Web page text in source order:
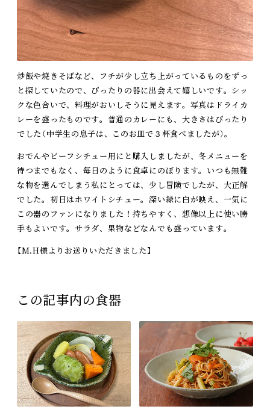
炒飯や焼きそばなど、フチが少し立ち上がっているものをずっ
と探していたので、ぴったりの器に出会えて嬉しいです。シッ
クな色合いで、料理がおいしそうに見えます。写真はドライカ
レーを盛ったものです。普通のカレーにも、大きさはぴったり
でした（中学生の息子は、このお皿で３杯食べましたが）。
おでんやビーフシチュー用にと購入しましたが、冬メニューを
待つまでもなく、毎日のように食卓にのぼります。いつも無難
な物を選んでしまう私にとっては、少し冒険でしたが、大正解
でした。初日はホワイトシチュー。深い緑に白が映え、一気に
この器のファンになりました！持ちやすく、想像以上に使い勝
手もよいです。サラダ、果物などなんでも盛っています。
【M.H様よりお送りいただきました】
この記事内の食器